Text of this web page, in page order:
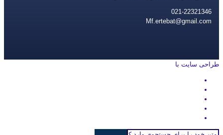
021-22321346
Mf.ertebat@gmail.com
طراحی سایت با